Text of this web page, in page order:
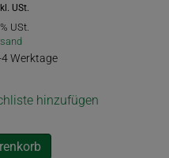
USt.
USt.
4 Werktage
hinzufügen